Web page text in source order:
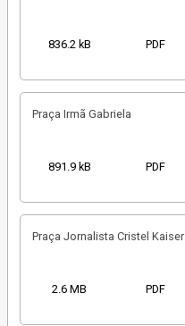
836.2 kB PDF
Praça Irmã Gabriela
891.9 kB PDF
Praça Jornalista Cristel Kaiser
2.6 MB PDF